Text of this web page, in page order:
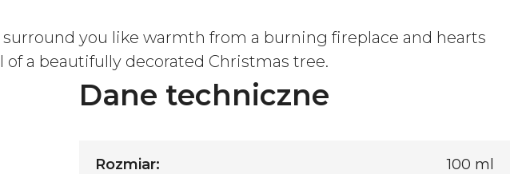
you like warmth from a burning fireplace and hearts
a beautifully decorated Christmas tree.
Dane techniczne
Rozmiar: 100 ml